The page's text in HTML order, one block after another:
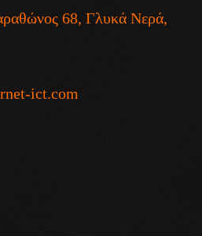
68, Γλυκά Νερά,
ict.com